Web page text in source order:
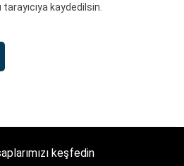
kaydedilsin.
keşfedin